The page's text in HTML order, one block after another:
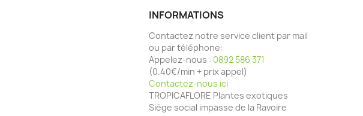
INFORMATIONS
Contactez notre service client par mail
ou par téléphone:
Appelez-nous : 0892 586 371
(0.40€/min + prix appel)
Contactez-nous ici
TROPICAFLORE Plantes exotiques
Siège social impasse de la Ravoire